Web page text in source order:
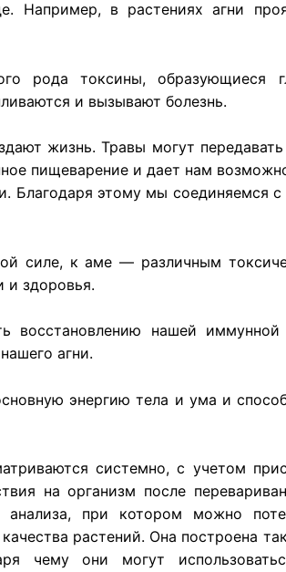
Например, в растениях агни
рода токсины, образующиеся
и вызывают болезнь.
жизнь. Травы могут
пищеварение и дает нам
Благодаря этому мы соединяемся
силе, к аме — различным
и здоровья.
восстановлению нашей
агни.
энергию тела и ума и
системно, с учетом
на организм после
при котором можно
растений. Она построена
чему они могут